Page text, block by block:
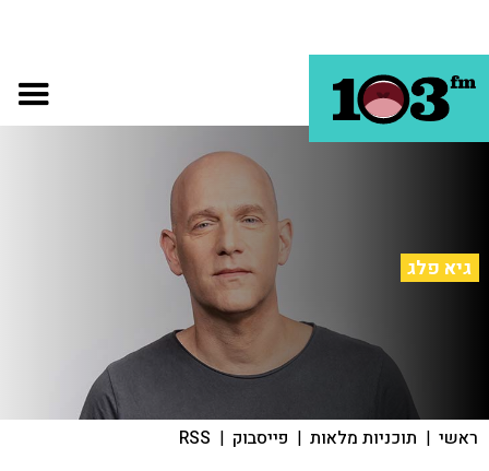
גיא פלג
ראשי | תוכניות מלאות | פייסבוק |
RSS